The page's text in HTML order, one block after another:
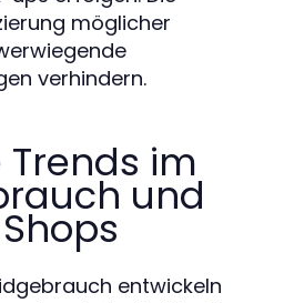
möglicher
verhindern.
im
und
entwickeln